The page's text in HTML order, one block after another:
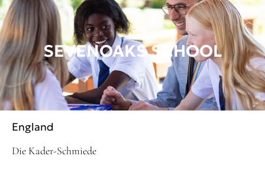
SEVENOAKS SCHOOL
England
Die Kader-Schmiede